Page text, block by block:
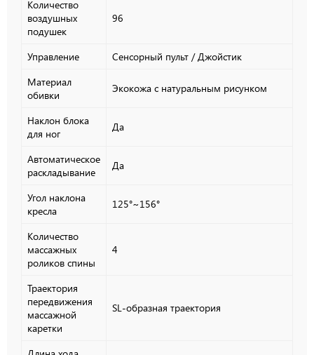
Количество
воздушных
подушек
96
Управление
Сенсорный пульт / Джойстик
Материал
обивки
Экокожа с натуральным рисунком
Наклон блока
для ног
Да
Автоматическое
раскладывание
Да
Угол наклона
кресла
125°~156°
Количество
массажных
роликов спины
4
Траектория
передвижения
массажной
каретки
SL-образная траектория